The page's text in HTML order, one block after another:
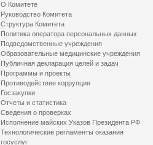
О Комитете
Руководство Комитета
Структура Комитета
Политика оператора персональных данных
Подведомственные учреждения
Образовательные медицинские учреждения
Публичная декларация целей и задач
Программы и проекты
Противодействие коррупции
Госзакупки
Отчеты и статистика
Сведения о проверках
Исполнение майских Указов Президента РФ
Технологические регламенты оказания
госуслуг